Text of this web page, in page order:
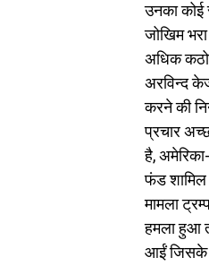
उनका कोई
जोखिम
अधिक
अरविन्द
करने की
प्रचार
है,
फंड शामिल
मामला
हमला हुआ
आईं जिसके